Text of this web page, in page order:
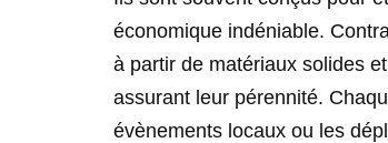
économique indéniable.
à partir de matériaux solides
assurant leur pérennité.
évènements locaux ou les